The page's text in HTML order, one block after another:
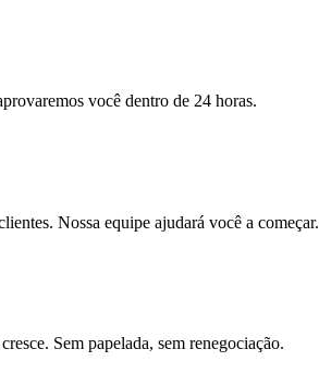
você dentro de 24 horas.
Nossa equipe ajudará você a começar.
Sem papelada, sem renegociação.